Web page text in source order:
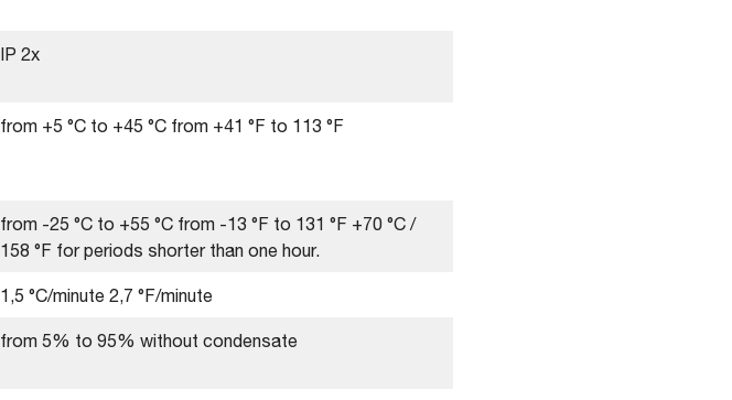
IP 2x
from +5 °C to +45 °C from +41 °F to 113 °F
from -25 °C to +55 °C from -13 °F to 131 °F +70 °C /
158 °F for periods shorter than one hour.
1,5 °C/minute 2,7 °F/minute
from 5% to 95% without condensate